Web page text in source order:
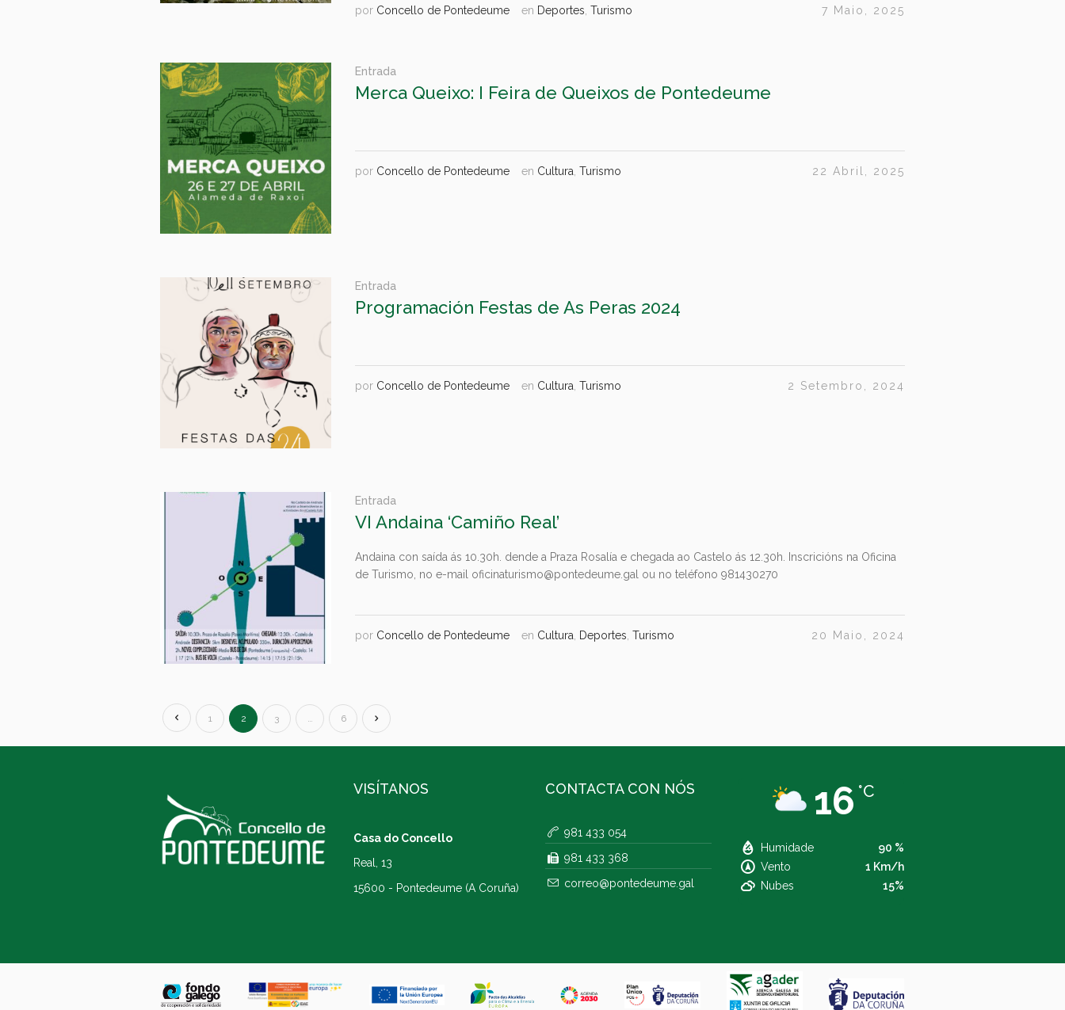
por Concello de Pontedeume en Deportes ,Turismo 7 Maio, 2025
Entrada
Merca Queixo: I Feira de Queixos de Pontedeume
por Concello de Pontedeume en Cultura ,Turismo 22 Abril, 2025
Entrada
Programación Festas de As Peras 2024
por Concello de Pontedeume en Cultura ,Turismo 2 Setembro, 2024
Entrada
VI Andaina ‘Camiño Real’
Andaina con saída ás 10.30h. dende a Praza Rosalía e chegada ao Castelo ás 12.30h. Inscricións na Oficina
de Turismo, no e-mail oficinaturismo@pontedeume.gal ou no teléfono 981430270
por Concello de Pontedeume en Cultura, Deportes,Turismo 20 Maio, 2024
1 2 3 6
VISÍTANOS
Casa do Concello
Real, 13
15600 - Pontedeume (A Coruña)
CONTACTA CON NÓS
981 433 054
981 433 368
correo@pontedeume.gal
16 °C
Humidade
90 %
Vento
1 Km/h
Nubes
15%